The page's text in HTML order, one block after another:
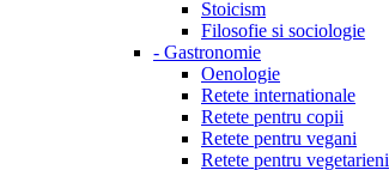
Stoicism
Filosofie si sociologie
- Gastronomie
Oenologie
Retete internationale
Retete pentru copii
Retete pentru vegani
Retete pentru vegetarieni